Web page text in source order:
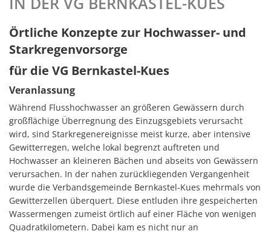
Mosel-
Räume
Örtliche Konzepte zur Hochwasser- und
Starkregenvorsorge
für die VG Bernkastel-Kues
Veranlassung
Während Flusshochwasser an größeren Gewässern durch
großflächige Überregnung des Einzugsgebiets verursacht
wird, sind Starkregenereignisse meist kurze, aber intensive
Gewitterregen, welche lokal begrenzt auftreten und
Hochwasser an kleineren Bächen und abseits von Gewässern
verursachen. In der nahen zurückliegenden Vergangenheit
wurde die Verbandsgemeinde Bernkastel-Kues mehrmals von
Gewitterzellen überquert. Diese entluden ihre gespeicherten
Wassermengen zumeist örtlich auf einer Fläche von wenigen
Quadratkilometern. Dabei kam es nicht nur an